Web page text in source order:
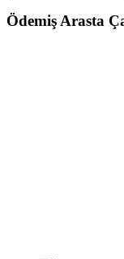
Ödemiş Arasta